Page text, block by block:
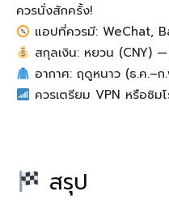
ควรนั่งสักครั้ง!
แอปที่ควรมี: WeChat,
สกุลเงิน: หยวน (CNY)
อากาศ: ฤดูหนาว (ธ.ค.–
ควรเตรียม VPN หรือซิม
สรุป